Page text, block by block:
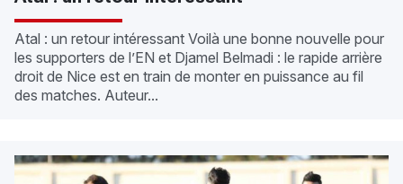
Atal : un retour intéressant Voilà une bonne nouvelle pour
les supporters de l’EN et Djamel Belmadi : le rapide arrière
droit de Nice est en train de monter en puissance au fil
des matches. Auteur...